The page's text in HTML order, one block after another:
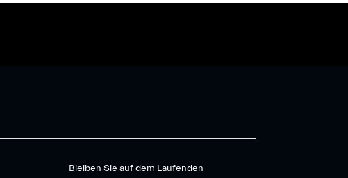
Bleiben Sie auf dem Laufenden